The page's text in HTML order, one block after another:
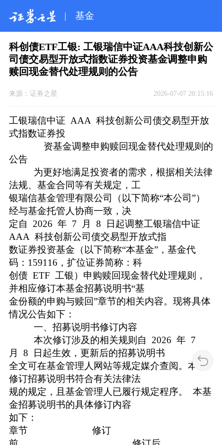
| 基金
科创债ETF工银: 工银瑞信中证AAA科技创新公
司债交易型开放式指数证券投资基金调整申购
赎回现金替代处理规则的公告
来源： 证券之星 2026-07-07 20:15:16
工银瑞信中证 AAA 科技创新公司债交易型开放
式指数证券投
资基金调整申购赎回现金替代处理规则的
公告
为更好地满足投资者的需求，根据相关法律
法规、基金合同等有关规定，工
银瑞信基金管理有限公司（以下简称“本公司”）
经与基金托管人协商一致，决
定自 2026 年 7 月 8 日起调整工银瑞信中证
AAA 科技创新公司债交易型开放式指
数证券投资基金（以下简称“本基金”，基金代
码：159116，扩位证券简称：科
创债 ETF 工银）申购赎回现金替代处理规则，
并相应修订本基金招募说明书“基
金份额的申购与赎回”章节的相关内容。现将具体
情况公告如下：
一、招募说明书修订内容
本次修订涉及的相关规则自 2026 年 7
月 8 日起生效，更新后的招募说明书
全文可在基金管理人网站等规定媒介查阅。本次
修订招募说明书符合有关法律法
规的规定，且基金管理人已履行规定程序。 本基
金招募说明书的具体修订内容
如下：
章节 修订